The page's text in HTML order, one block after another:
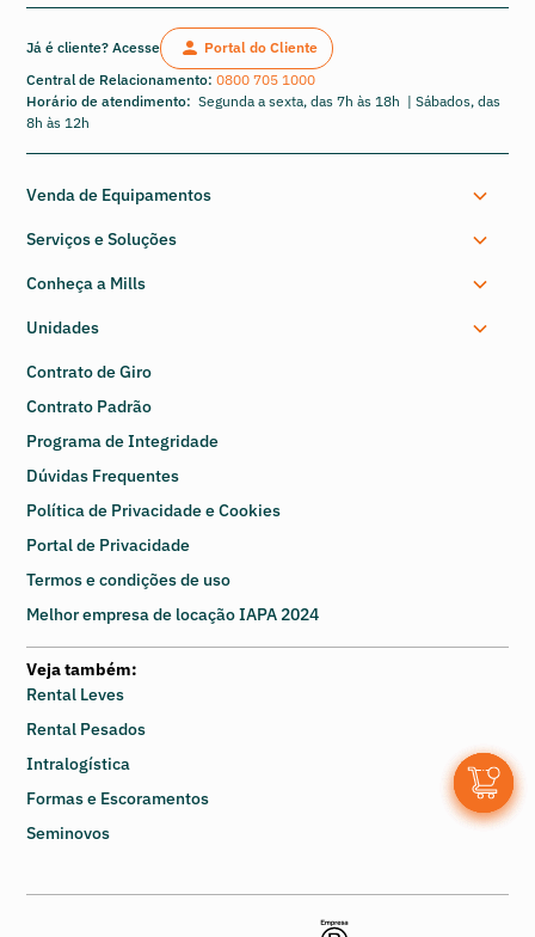
Já é cliente? Acesse
Portal do Cliente
Central de Relacionamento:0800 705 1000
Horário de atendimento:Segunda a sexta, das 7h às 18h | Sábados, das
8h às 12h
Venda de Equipamentos
Serviços e Soluções
Conheça a Mills
Unidades
Contrato de Giro
Contrato Padrão
Programa de Integridade
Dúvidas Frequentes
Política de Privacidade e Cookies
Portal de Privacidade
Termos e condições de uso
Melhor empresa de locação IAPA 2024
Veja também:
Rental Leves
Rental Pesados
Intralogística
Formas e Escoramentos
Seminovos
0